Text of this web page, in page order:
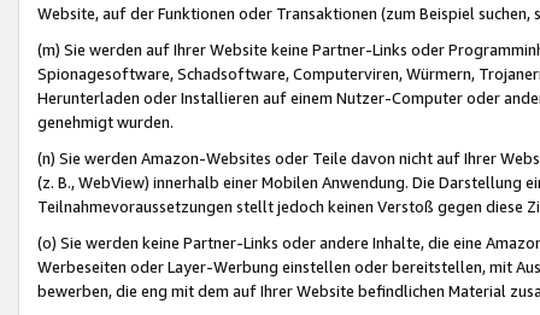
Website, auf der Funktionen oder Transaktionen (zum Beispiel
(m) Sie werden auf Ihrer Website keine Partner-Links oder
Spionagesoftware, Schadsoftware, Computerviren, Würmern,
Herunterladen oder Installieren auf einem Nutzer-Computer oder
genehmigt wurden.
(n) Sie werden Amazon-Websites oder Teile davon nicht auf Ihrer
(z. B., WebView) innerhalb einer Mobilen Anwendung. Die Darstellung
Teilnahmevoraussetzungen stellt jedoch keinen Verstoß gegen diese
(o) Sie werden keine Partner-Links oder andere Inhalte, die eine
Werbeseiten oder Layer-Werbung einstellen oder bereitstellen, mit
bewerben, die eng mit dem auf Ihrer Website befindlichen Material